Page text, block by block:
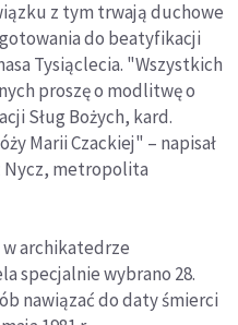
z tym trwają duchowe
do beatyfikacji
Tysiąclecia. "Wszystkich
proszę o modlitwę o
Sług Bożych, kard.
Marii Czackiej" – napisał
Nycz, metropolita
archikatedrze
specjalnie wybrano 28.
nawiązać do daty śmierci